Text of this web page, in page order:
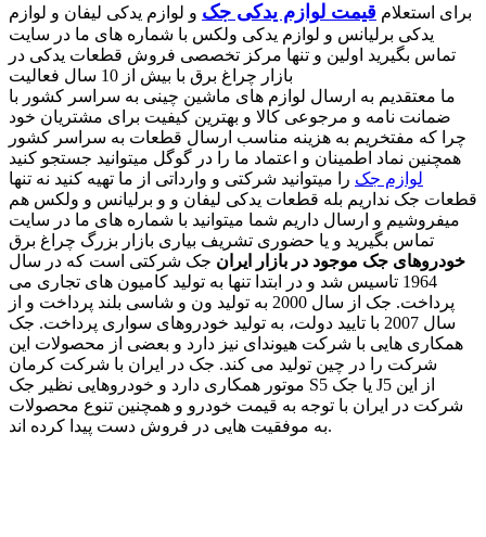
برای استعلام قیمت لوازم یدکی جک و لوازم یدکی لیفان و لوازم
یدکی برلیانس و لوازم یدکی ولکس با شماره های ما در سایت
تماس بگیرید اولین و تنها مرکز تخصصی فروش قطعات یدکی در
بازار چراغ برق با بیش از 10 سال فعالیت
ما معتقدیم به ارسال لوازم های ماشین چینی به سراسر کشور با
ضمانت نامه و مرجوعی کالا و بهترین کیفیت برای مشتریان خود
چرا که مفتخریم به هزینه مناسب ارسال قطعات به سراسر کشور
همچنین نماد اطمینان و اعتماد ما را در گوگل میتوانید جستجو کنید
لوازم جک را میتوانید شرکتی و وارداتی از ما تهیه کنید نه تنها
قطعات جک نداریم بله قطعات یدکی لیفان و و برلیانس و ولکس هم
میفروشیم و ارسال داریم شما میتوانید با شماره های ما در سایت
تماس بگیرید و یا حضوری تشریف بیاری بازار بزرگ چراغ برق
خودروهای جک موجود در بازار ایران جک شرکتی است که در سال
1964 تاسیس شد و در ابتدا تنها به تولید کامیون های تجاری می
پرداخت. جک از سال 2000 به تولید ون و شاسی بلند پرداخت و از
سال 2007 با تایید دولت، به تولید خودروهای سواری پرداخت. جک
همکاری هایی با شرکت هیوندای نیز دارد و بعضی از محصولات این
شرکت را در چین تولید می کند. جک در ایران با شرکت کرمان
موتور همکاری دارد و خودروهایی نظیر جک S5 یا جک J5 از این
شرکت در ایران با توجه به قیمت خودرو و همچنین تنوع محصولات
به موفقیت هایی در فروش دست پیدا کرده اند.